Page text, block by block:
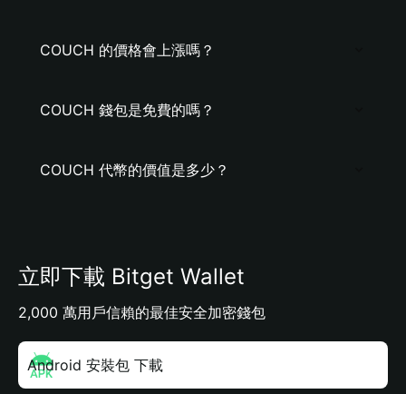
COUCH 的價格會上漲嗎？
COUCH 錢包是免費的嗎？
COUCH 代幣的價值是多少？
立即下載 Bitget Wallet
2,000 萬用戶信賴的最佳安全加密錢包
Android 安裝包 下載